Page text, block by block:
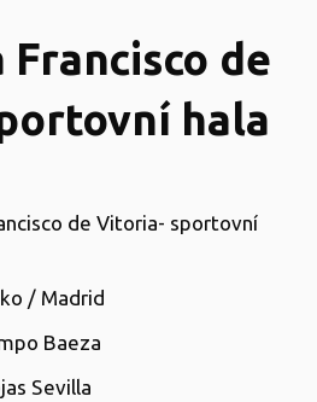
de
hala
de Vitoria- sportovní
/ Madrid
Baeza
Sevilla